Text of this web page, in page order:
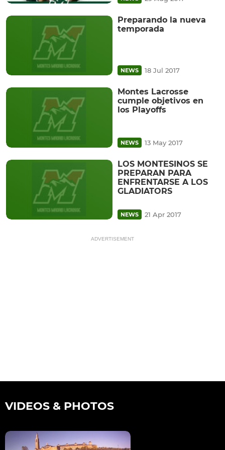
Preparando la nueva
temporada
NEWS 18 Jul 2017
Montes Lacrosse
cumple objetivos en
los Playoffs
NEWS 13 May 2017
LOS MONTESINOS SE
PREPARAN PARA
ENFRENTARSE A LOS
GLADIATORS
NEWS 21 Apr 2017
ADVERTISEMENT
VIDEOS & PHOTOS